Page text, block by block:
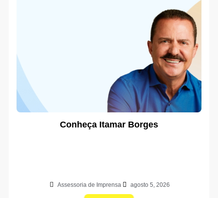
Conheça Itamar Borges
Assessoria de Imprensa agosto 5, 2026